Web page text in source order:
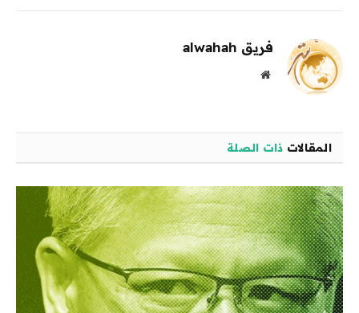
فريق alwahah
موقع
المقالات ذات الصلة